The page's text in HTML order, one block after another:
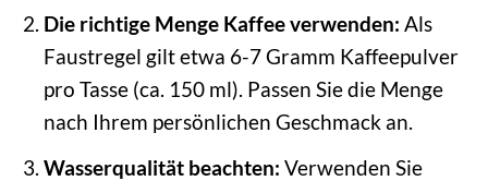
Die richtige Menge Kaffee verwenden: Als
Faustregel gilt etwa 6-7 Gramm Kaffeepulver
pro Tasse (ca. 150 ml). Passen Sie die Menge
nach Ihrem persönlichen Geschmack an.
Wasserqualität beachten: Verwenden Sie